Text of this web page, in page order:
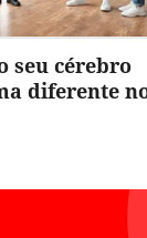
seu cérebro
diferente